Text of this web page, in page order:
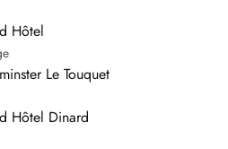
Hôtel
Le Touquet
Hôtel Dinard